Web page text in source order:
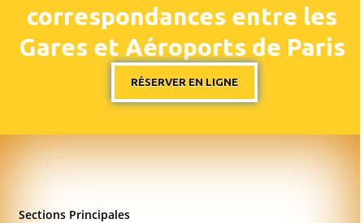
correspondances entre les
Gares et Aéroports de Paris
RÉSERVER EN LIGNE
Sections Principales